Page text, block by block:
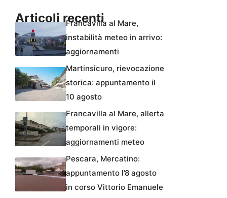
Articoli recenti
Francavilla al Mare,
instabilità meteo in arrivo:
aggiornamenti
Martinsicuro, rievocazione
storica: appuntamento il
10 agosto
Francavilla al Mare, allerta
temporali in vigore:
aggiornamenti meteo
Pescara, Mercatino:
appuntamento l’8 agosto
in corso Vittorio Emanuele